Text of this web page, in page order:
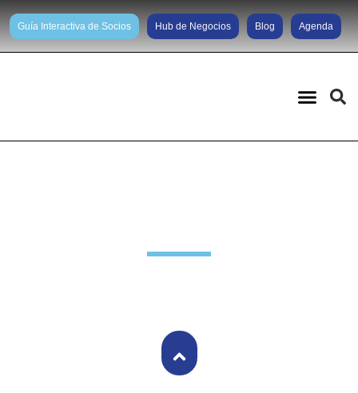
Guía Interactiva de Socios Hub de Negocios Blog Agenda